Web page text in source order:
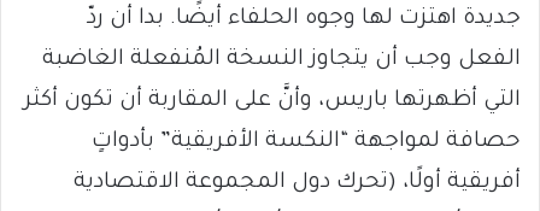
جديدة اهتزت لها وجوه الحلفاء أيضًا. بدا أن ردّ
الفعل وجب أن يتجاوز النسخة المُنفعلة الغاضبة
التي أظهرتها باريس، وأنَّ على المقاربة أن تكون أكثر
حصافة لمواجهة “النكسة الأفريقية” بأدواتٍ
أفريقية أولًا، (تحرك دول المجموعة الاقتصادية